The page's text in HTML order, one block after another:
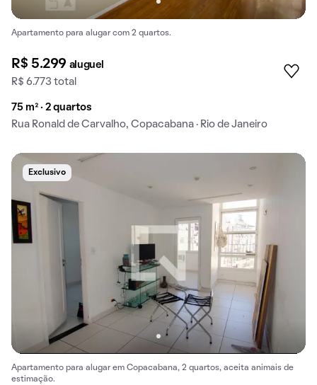
Apartamento para alugar com 2 quartos.
R$ 5.299 aluguel
R$ 6.773 total
75 m² · 2 quartos
Rua Ronald de Carvalho, Copacabana · Rio de Janeiro
Exclusivo
Apartamento para alugar em Copacabana, 2 quartos, aceita animais de
estimação.